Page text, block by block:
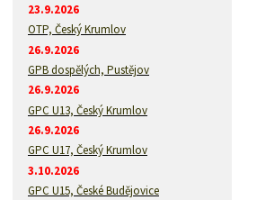
23.9.2026
OTP, Český Krumlov
26.9.2026
GPB dospělých, Pustějov
26.9.2026
GPC U13, Český Krumlov
26.9.2026
GPC U17, Český Krumlov
3.10.2026
GPC U15, České Budějovice